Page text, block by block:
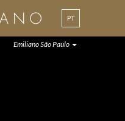
PT
Emiliano São Paulo